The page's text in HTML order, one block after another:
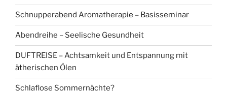
Schnupperabend Aromatherapie – Basisseminar
Abendreihe – Seelische Gesundheit
DUFTREISE – Achtsamkeit und Entspannung mit
ätherischen Ölen
Schlaflose Sommernächte?